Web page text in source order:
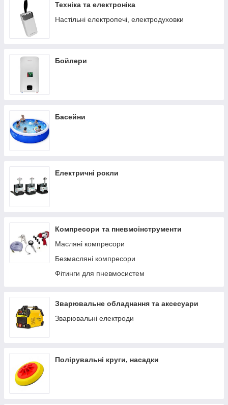
Техніка та електроніка
Настільні електропечі, електродуховки
Бойлери
Басейни
Електричні рокли
Компресори та пневмоінструменти
Масляні компресори
Безмасляні компресори
Фітинги для пневмосистем
Зварювальне обладнання та аксесуари
Зварювальні електроди
Полірувальні круги, насадки